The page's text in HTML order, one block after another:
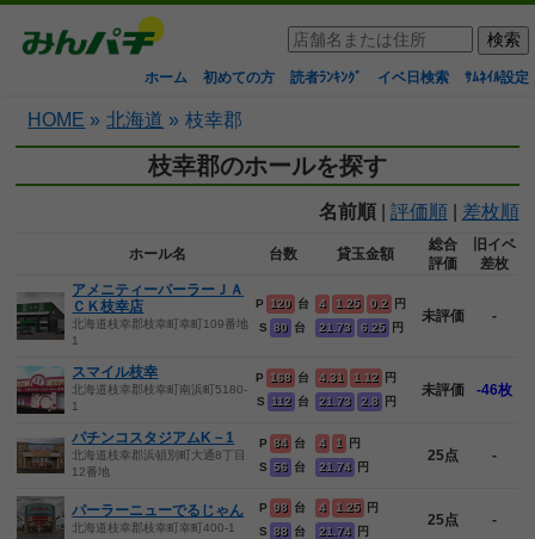
ホーム 初めての方 読者ﾗﾝｷﾝｸﾞ イベ日検索 ｻﾑﾈｲﾙ設定
HOME » 北海道 » 枝幸郡
枝幸郡のホールを探す
名前順| 評価順| 差枚順
ホール名 台数 貸玉金額
総合
評価
旧イベ
差枚
アメニティーパーラーＪＡ
ＣＫ枝幸店
北海道枝幸郡枝幸町幸町109番地
1
P 120 台
S 80 台
4 1.25 0.2
円
21.73
6.25 円
未評価 -
スマイル枝幸
北海道枝幸郡枝幸町南浜町5180-
1
P 168 台
S
112 台
4.31 1.12
円
21.73
2.8 円
未評価 -46枚
パチンコスタジアムK－1
北海道枝幸郡浜頓別町大通8丁目
12番地
P 84 台
S
56 台
4 1
円
21.74
円
25点 -
パーラーニューでるじゃん
北海道枝幸郡枝幸町幸町400-1
P 98 台
S 88 台
4 1.25 円
21.74
円
25点 -